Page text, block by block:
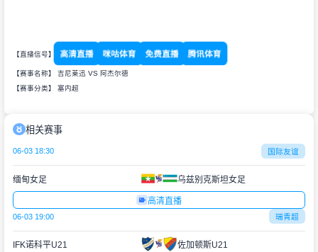
【直播信号】 高清直播 咪咕体育 免费直播 腾讯体育
【赛事名称】 吉尼莱迅 VS 阿杰尔德
【赛事分类】 塞内超
相关赛事
06-03 18:30 国际友谊
缅甸女足 乌兹别克斯坦女足
高清直播
06-03 19:00 瑞青超
IFK诺科平U21 佐加顿斯U21